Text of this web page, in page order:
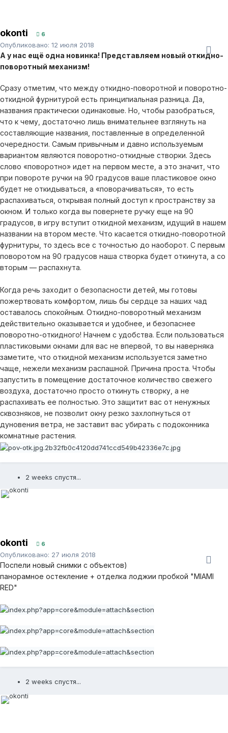
okonti 6
Опубликовано: 12 июля 2018
А у нас ещё одна новинка! Представляем новый откидно-
поворотный механизм!
Сразу отметим, что между откидно-поворотной и поворотно-
откидной фурнитурой есть принципиальная разница. Да,
названия практически одинаковые. Но, чтобы разобраться,
что к чему, достаточно лишь внимательнее взглянуть на
составляющие названия, поставленные в определенной
очередности. Самым привычным и давно используемым
вариантом являются поворотно-откидные створки. Здесь
слово «поворотно» идет на первом месте, а это значит, что
при повороте ручки на 90 градусов ваше пластиковое окно
будет не откидываться, а «поворачиваться», то есть
распахиваться, открывая полный доступ к пространству за
окном. И только когда вы повернете ручку еще на 90
градусов, в игру вступит откидной механизм, идущий в нашем
названии на втором месте. Что касается откидно-поворотной
фурнитуры, то здесь все с точностью до наоборот. С первым
поворотом на 90 градусов наша створка будет откинута, а со
вторым — распахнута.
Когда речь заходит о безопасности детей, мы готовы
пожертвовать комфортом, лишь бы сердце за наших чад
оставалось спокойным. Откидно-поворотный механизм
действительно оказывается и удобнее, и безопаснее
поворотно-откидного! Начнем с удобства. Если пользоваться
пластиковыми окнами для вас не впервой, то вы наверняка
заметите, что откидной механизм используется заметно
чаще, нежели механизм распашной. Причина проста. Чтобы
запустить в помещение достаточное количество свежего
воздуха, достаточно просто откинуть створку, а не
распахивать ее полностью. Это защитит вас от ненужных
сквозняков, не позволит окну резко захлопнуться от
дуновения ветра, не заставит вас убирать с подоконника
комнатные растения.
2 weeks спустя...
okonti 6
Опубликовано: 27 июля 2018
Поспели новый снимки с объектов)
панорамное остекление + отделка лоджии пробкой "MIAMI
RED"
2 weeks спустя...